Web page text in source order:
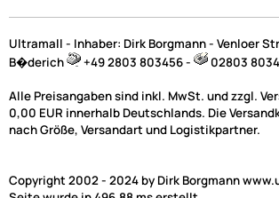
Ultramall - Inhaber: Dirk Borgmann - Venloer
B�derich
+49 2803 803456 - 02803
Alle Preisangaben sind inkl. MwSt. und zzgl.
0,00 EUR innerhalb Deutschlands. Die
nach Größe, Versandart und Logistikpartner.
Copyright 2002 - 2024 by Dirk Borgmann